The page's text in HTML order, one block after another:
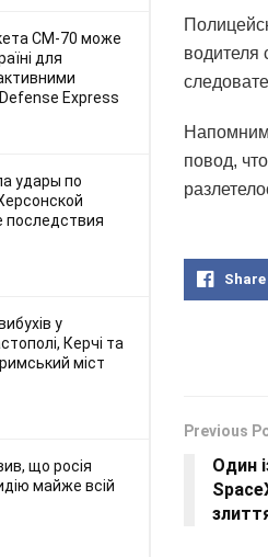
CM-70 може
для
Express
удары по
последствия
у
Керчі та
міст
що росія
майже всій
водителя
повод,
Share
Previous
Один